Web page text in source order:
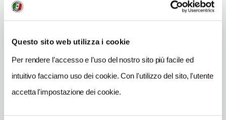
Questo sito web utilizza i cookie
Per rendere l’accesso e l’uso del nostro sito più facile ed
intuitivo facciamo uso dei cookie. Con l'utilizzo del sito, l'utente
accetta l'impostazione dei cookie.
Bolzano/Bozen (BZ)
Vedi su Google Maps